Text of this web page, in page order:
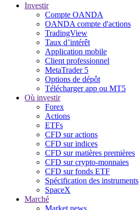
Investir
Compte OANDA
OANDA compte d'actions
TradingView
Taux d’intérêt
Application mobile
Client professionnel
MetaTrader 5
Options de dépôt
Télécharger app ou MT5
Où investir
Forex
Actions
ETFs
CFD sur actions
CFD sur indices
CFD sur matières premières
CFD sur crypto-monnaies
CFD sur fonds ETF
Spécification des instruments
SpaceX
Marché
Market news